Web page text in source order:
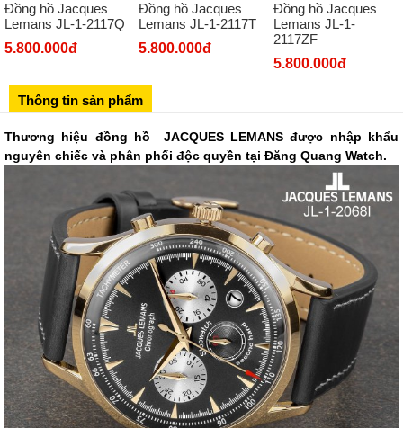
Số 273 Nguyễn Văn Cừ - Long Biên - Hà Nội
02439392490
Sô 580 Ngã tư Trường Chinh - Hà Nội
02437939481
034 629 9090
Showroom 86: BH9A-SP.9A-63 Vinhomes Ocean Park 1, Dương
Xá, Gia Lâm, Thành phố Hà Nội
Đồng hồ Jacques
Lemans JL-1-2117Q
5.800.000đ
Đồng hồ Jacques
Lemans JL-1-2117T
5.800.000đ
Đồng hồ Jacques
Lemans JL-1-
2117ZF
5.800.000đ
Thông tin sản phẩm
Thương hiệu đồng hồ JACQUES LEMANS được nhập khẩu
nguyên chiếc và phân phối độc quyền tại Đăng Quang Watch.